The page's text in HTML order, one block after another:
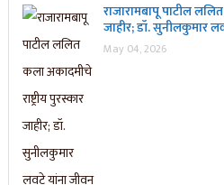
राजारामबापू पाटील
जाहीर; डॉ. सुनीलकुमार
May 04, 2026